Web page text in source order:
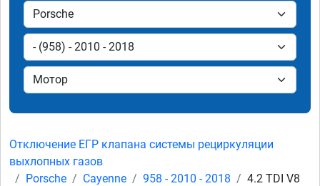
Отключение ЕГР клапана системы рециркуляции
выхлопных газов
Porsche
Cayenne 958 - 2010 - 2018 4.2 TDI V8